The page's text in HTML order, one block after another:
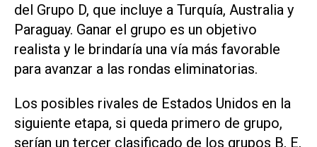
​del Grupo D, que incluye a Turquía, Australia ‌y
Paraguay. Ganar el grupo es ‌un objetivo
realista y le brindaría una vía más favorable
⁠para avanzar a las rondas eliminatorias.
Los posibles rivales de Estados Unidos en la
siguiente etapa, si queda primero de grupo,
serían un tercer clasificado de los grupos B, E,